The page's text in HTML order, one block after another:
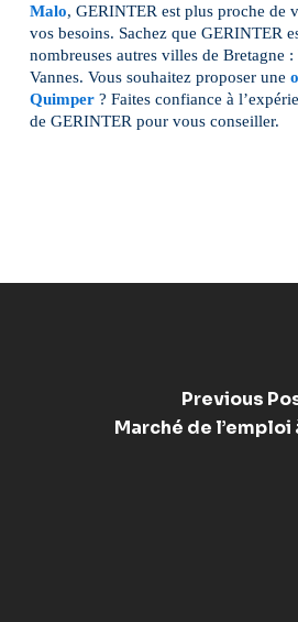
Malo, GERINTER est plus proche de
vos besoins. Sachez que GERINTER
nombreuses autres villes de Bretagne :
Vannes. Vous souhaitez proposer une
Quimper? Faites confiance à
de GERINTER pour vous conseiller.
Previous
Marché de l’emploi